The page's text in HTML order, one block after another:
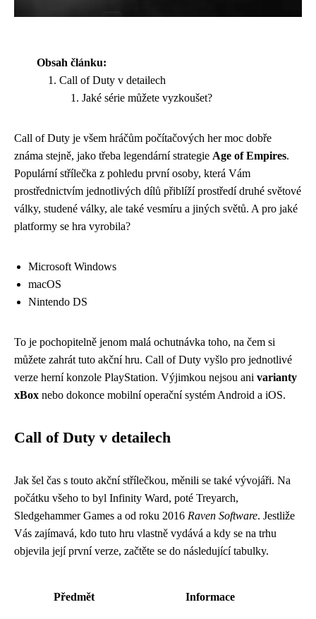
Obsah článku:
Call of Duty v detailech
Jaké série můžete vyzkoušet?
Call of Duty je všem hráčům počítačových her moc dobře
známa stejně, jako třeba legendární strategie Age of Empires.
Populární střílečka z pohledu první osoby, která Vám
prostřednictvím jednotlivých dílů přiblíží prostředí druhé světové
války, studené války, ale také vesmíru a jiných světů. A pro jaké
platformy se hra vyrobila?
Microsoft Windows
macOS
Nintendo DS
To je pochopitelně jenom malá ochutnávka toho, na čem si
můžete zahrát tuto akční hru. Call of Duty vyšlo pro jednotlivé
verze herní konzole PlayStation. Výjimkou nejsou ani varianty
xBox nebo dokonce mobilní operační systém Android a iOS.
Call of Duty v detailech
Jak šel čas s touto akční střílečkou, měnili se také vývojáři. Na
počátku všeho to byl Infinity Ward, poté Treyarch,
Sledgehammer Games a od roku 2016 Raven Software. Jestliže
Vás zajímavá, kdo tuto hru vlastně vydává a kdy se na trhu
objevila její první verze, začtěte se do následující tabulky.
Předmět Informace